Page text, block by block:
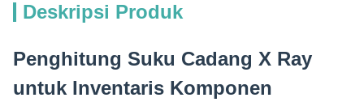
Deskripsi Produk
Penghitung Suku Cadang X Ray
untuk Inventaris Komponen